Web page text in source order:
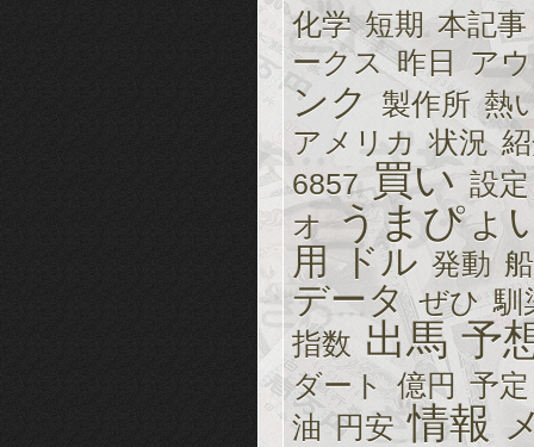
化学 短期 本記事
ークス 昨日 ア
ンク 製作所 熱
アメリカ 状況
6857 買い 設定
オ
うまぴょ
用 ドル 発動
データ ぜひ 馴
指数 出馬 予
ダート 億円 予定
油 円安 情報